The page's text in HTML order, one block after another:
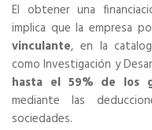
El obtener una
implica que la empresa
vinculante, en la
como Investigación y
hasta el 59% de los
mediante las
sociedades.